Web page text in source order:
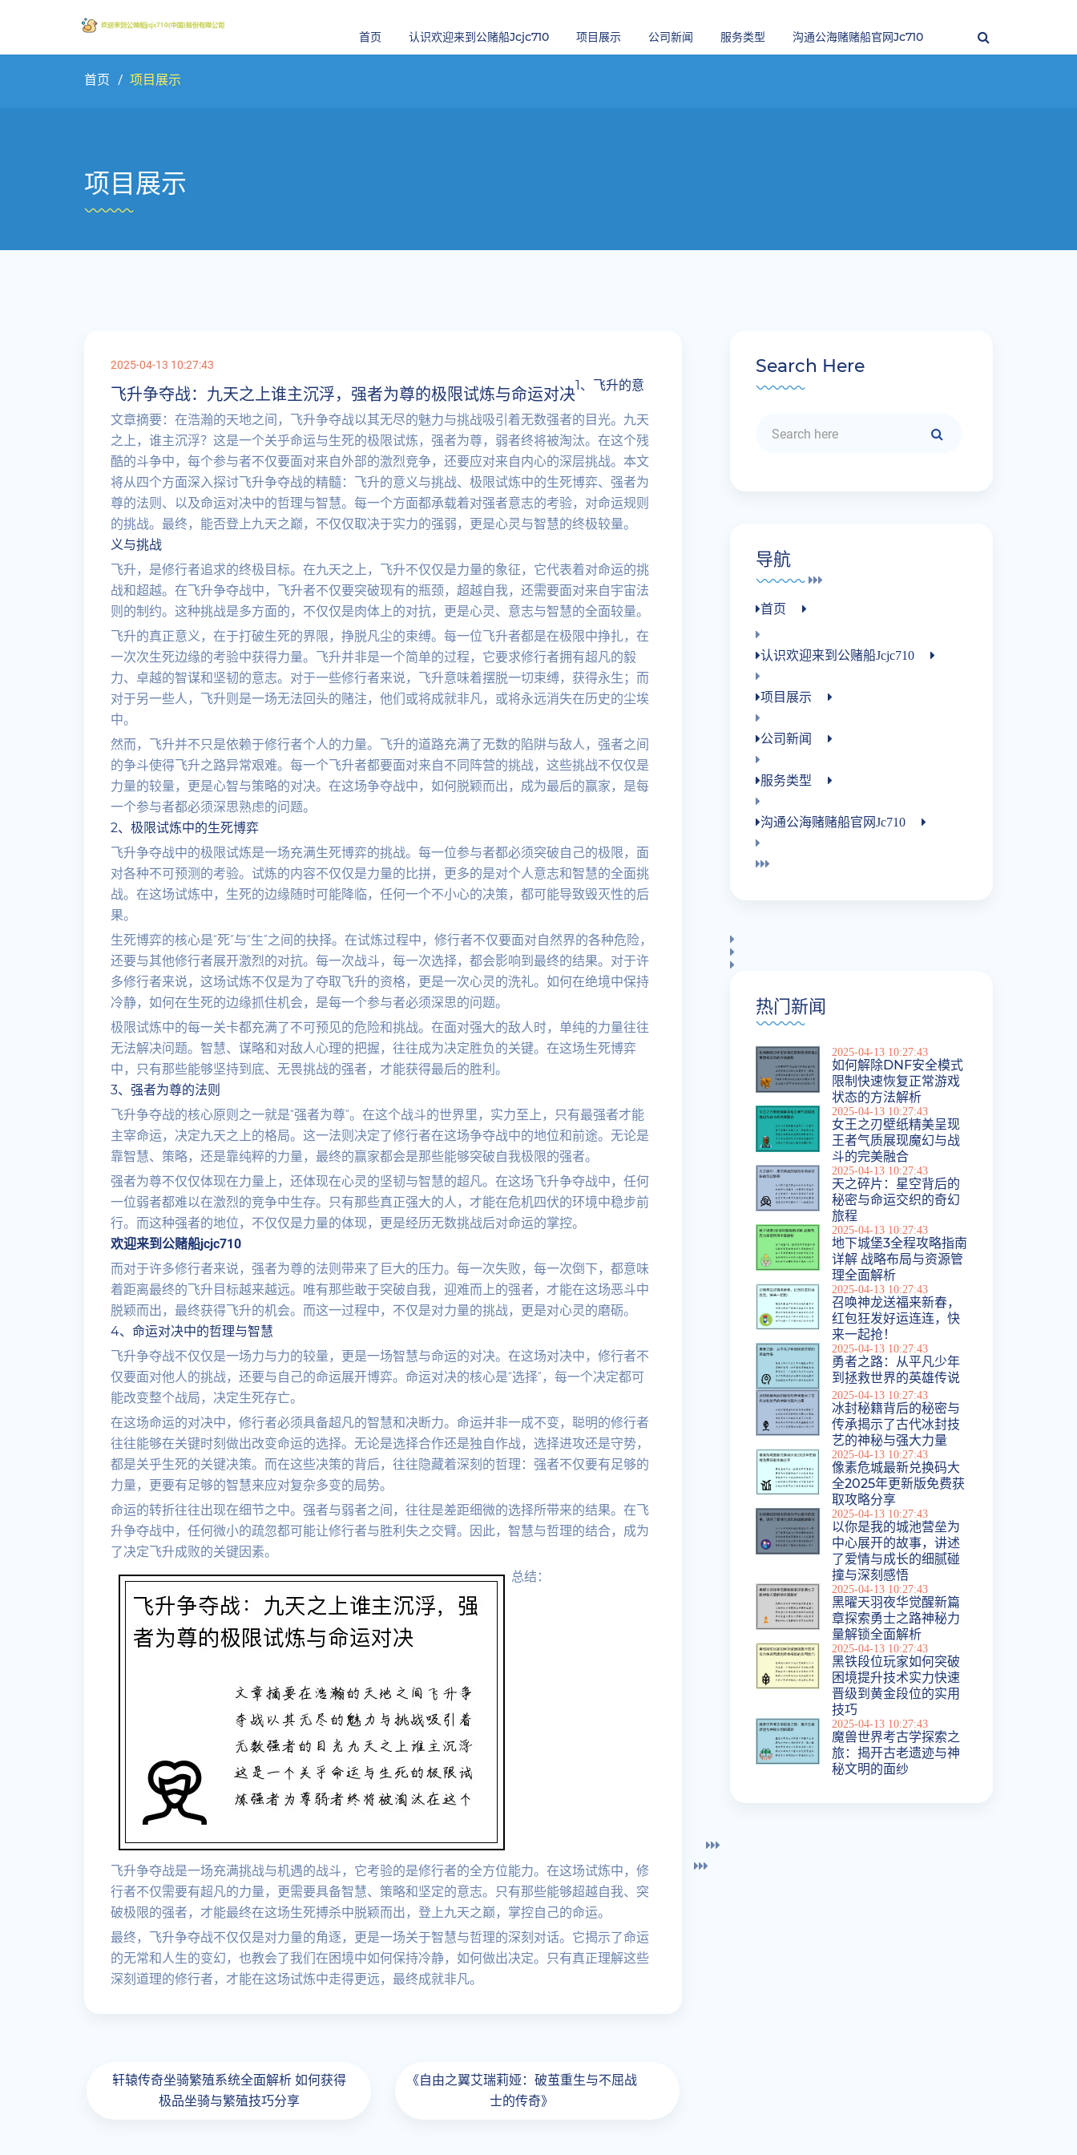
首页 认识欢迎来到公赌船jcjc710 项目展示 公司新闻 服务类型 沟通公海赌赌船官网jc710
首页 项目展示
项目展示
2025-04-13 10:27:43
飞升争夺战：九天之上谁主沉浮，强者为尊的极限试炼与命运对决
文章摘要：在浩瀚的天地之间，飞升争夺战以其无尽的魅力与挑战吸引着无数强者的目光。九天
之上，谁主沉浮？这是一个关乎命运与生死的极限试炼，强者为尊，弱者终将被淘汰。在这个残
酷的斗争中，每个参与者不仅要面对来自外部的激烈竞争，还要应对来自内心的深层挑战。本文
将从四个方面深入探讨飞升争夺战的精髓：飞升的意义与挑战、极限试炼中的生死博弈、强者为
尊的法则、以及命运对决中的哲理与智慧。每一个方面都承载着对强者意志的考验，对命运规则
的挑战。最终，能否登上九天之巅，不仅仅取决于实力的强弱，更是心灵与智慧的终极较量。
1、飞升的意
义与挑战
飞升，是修行者追求的终极目标。在九天之上，飞升不仅仅是力量的象征，它代表着对命运的挑
战和超越。在飞升争夺战中，飞升者不仅要突破现有的瓶颈，超越自我，还需要面对来自宇宙法
则的制约。这种挑战是多方面的，不仅仅是肉体上的对抗，更是心灵、意志与智慧的全面较量。
飞升的真正意义，在于打破生死的界限，挣脱凡尘的束缚。每一位飞升者都是在极限中挣扎，在
一次次生死边缘的考验中获得力量。飞升并非是一个简单的过程，它要求修行者拥有超凡的毅
力、卓越的智谋和坚韧的意志。对于一些修行者来说，飞升意味着摆脱一切束缚，获得永生；而
对于另一些人，飞升则是一场无法回头的赌注，他们或将成就非凡，或将永远消失在历史的尘埃
中。
然而，飞升并不只是依赖于修行者个人的力量。飞升的道路充满了无数的陷阱与敌人，强者之间
的争斗使得飞升之路异常艰难。每一个飞升者都要面对来自不同阵营的挑战，这些挑战不仅仅是
力量的较量，更是心智与策略的对决。在这场争夺战中，如何脱颖而出，成为最后的赢家，是每
一个参与者都必须深思熟虑的问题。
2、极限试炼中的生死博弈
飞升争夺战中的极限试炼是一场充满生死博弈的挑战。每一位参与者都必须突破自己的极限，面
对各种不可预测的考验。试炼的内容不仅仅是力量的比拼，更多的是对个人意志和智慧的全面挑
战。在这场试炼中，生死的边缘随时可能降临，任何一个不小心的决策，都可能导致毁灭性的后
果。
生死博弈的核心是“死”与“生”之间的抉择。在试炼过程中，修行者不仅要面对自然界的各种危险，
还要与其他修行者展开激烈的对抗。每一次战斗，每一次选择，都会影响到最终的结果。对于许
多修行者来说，这场试炼不仅是为了夺取飞升的资格，更是一次心灵的洗礼。如何在绝境中保持
冷静，如何在生死的边缘抓住机会，是每一个参与者必须深思的问题。
极限试炼中的每一关卡都充满了不可预见的危险和挑战。在面对强大的敌人时，单纯的力量往往
无法解决问题。智慧、谋略和对敌人心理的把握，往往成为决定胜负的关键。在这场生死博弈
中，只有那些能够坚持到底、无畏挑战的强者，才能获得最后的胜利。
3、强者为尊的法则
飞升争夺战的核心原则之一就是“强者为尊”。在这个战斗的世界里，实力至上，只有最强者才能
主宰命运，决定九天之上的格局。这一法则决定了修行者在这场争夺战中的地位和前途。无论是
靠智慧、策略，还是靠纯粹的力量，最终的赢家都会是那些能够突破自我极限的强者。
强者为尊不仅仅体现在力量上，还体现在心灵的坚韧与智慧的超凡。在这场飞升争夺战中，任何
一位弱者都难以在激烈的竞争中生存。只有那些真正强大的人，才能在危机四伏的环境中稳步前
行。而这种强者的地位，不仅仅是力量的体现，更是经历无数挑战后对命运的掌控。
欢迎来到公赌船jcjc710
而对于许多修行者来说，强者为尊的法则带来了巨大的压力。每一次失败，每一次倒下，都意味
着距离最终的飞升目标越来越远。唯有那些敢于突破自我，迎难而上的强者，才能在这场恶斗中
脱颖而出，最终获得飞升的机会。而这一过程中，不仅是对力量的挑战，更是对心灵的磨砺。
4、命运对决中的哲理与智慧
飞升争夺战不仅仅是一场力与力的较量，更是一场智慧与命运的对决。在这场对决中，修行者不
仅要面对他人的挑战，还要与自己的命运展开博弈。命运对决的核心是“选择”，每一个决定都可
能改变整个战局，决定生死存亡。
在这场命运的对决中，修行者必须具备超凡的智慧和决断力。命运并非一成不变，聪明的修行者
往往能够在关键时刻做出改变命运的选择。无论是选择合作还是独自作战，选择进攻还是守势，
都是关乎生死的关键决策。而在这些决策的背后，往往隐藏着深刻的哲理：强者不仅要有足够的
力量，更要有足够的智慧来应对复杂多变的局势。
命运的转折往往出现在细节之中。强者与弱者之间，往往是差距细微的选择所带来的结果。在飞
升争夺战中，任何微小的疏忽都可能让修行者与胜利失之交臂。因此，智慧与哲理的结合，成为
了决定飞升成败的关键因素。
总结：
飞升争夺战是一场充满挑战与机遇的战斗，它考验的是修行者的全方位能力。在这场试炼中，修
行者不仅需要有超凡的力量，更需要具备智慧、策略和坚定的意志。只有那些能够超越自我、突
破极限的强者，才能最终在这场生死搏杀中脱颖而出，登上九天之巅，掌控自己的命运。
最终，飞升争夺战不仅仅是对力量的角逐，更是一场关于智慧与哲理的深刻对话。它揭示了命运
的无常和人生的变幻，也教会了我们在困境中如何保持冷静，如何做出决定。只有真正理解这些
深刻道理的修行者，才能在这场试炼中走得更远，最终成就非凡。
轩辕传奇坐骑繁殖系统全面解析 如何获得
极品坐骑与繁殖技巧分享
《自由之翼艾瑞莉娅：破茧重生与不屈战
士的传奇》
Search Here
导航
首页
认识欢迎来到公赌船jcjc710
项目展示
公司新闻
服务类型
沟通公海赌赌船官网jc710
热门新闻
2025-04-13 10:27:43
如何解除DNF安全模式
限制快速恢复正常游戏
状态的方法解析
2025-04-13 10:27:43
女王之刃壁纸精美呈现
王者气质展现魔幻与战
斗的完美融合
2025-04-13 10:27:43
天之碎片：星空背后的
秘密与命运交织的奇幻
旅程
2025-04-13 10:27:43
地下城堡3全程攻略指南
详解 战略布局与资源管
理全面解析
2025-04-13 10:27:43
召唤神龙送福来新春，
红包狂发好运连连，快
来一起抢！
2025-04-13 10:27:43
勇者之路：从平凡少年
到拯救世界的英雄传说
2025-04-13 10:27:43
冰封秘籍背后的秘密与
传承揭示了古代冰封技
艺的神秘与强大力量
2025-04-13 10:27:43
像素危城最新兑换码大
全2025年更新版免费获
取攻略分享
2025-04-13 10:27:43
以你是我的城池营垒为
中心展开的故事，讲述
了爱情与成长的细腻碰
撞与深刻感悟
2025-04-13 10:27:43
黑曜天羽夜华觉醒新篇
章探索勇士之路神秘力
量解锁全面解析
2025-04-13 10:27:43
黑铁段位玩家如何突破
困境提升技术实力快速
晋级到黄金段位的实用
技巧
2025-04-13 10:27:43
魔兽世界考古学探索之
旅：揭开古老遗迹与神
秘文明的面纱